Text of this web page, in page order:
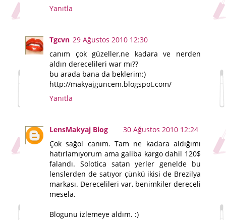
Yanıtla
Tgcvn 29 Ağustos 2010 12:30
canım çok güzeller,ne kadara ve nerden
aldın derecelileri war mı??
bu arada bana da beklerim:)
http://makyajguncem.blogspot.com/
Yanıtla
LensMakyaj Blog
30 Ağustos 2010 12:24
Çok sağol canım. Tam ne kadara aldığımı
hatırlamıyorum ama galiba kargo dahil 120$
falandı. Solotica satan yerler genelde bu
lenslerden de satıyor çünkü ikisi de Brezilya
markası. Derecelileri var, benimkiler dereceli
mesela.
Blogunu izlemeye aldım. :)